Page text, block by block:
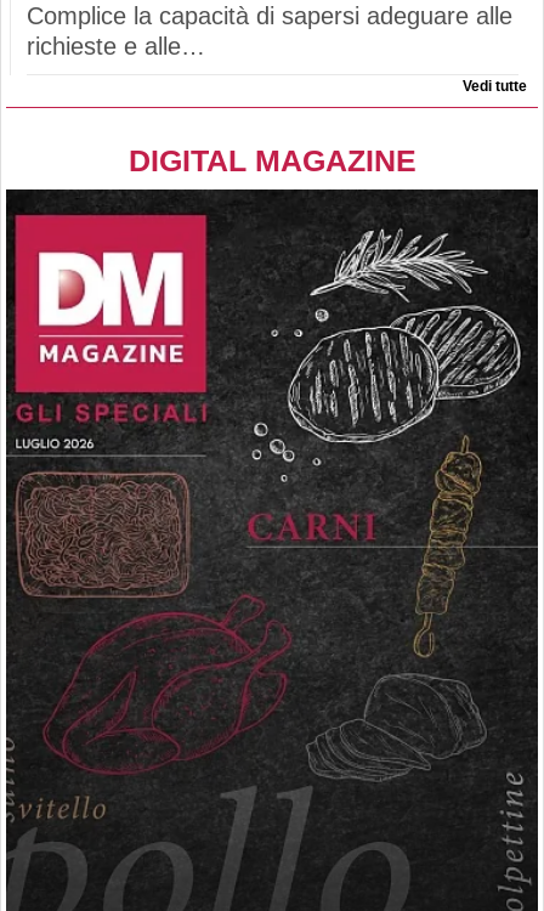
Complice la capacità di sapersi adeguare alle
richieste e alle…
Vedi tutte
DIGITAL MAGAZINE